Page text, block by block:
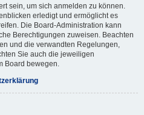
sein, um sich anmelden zu können.
erledigt und ermöglicht es
Die Board-Administration kann
Berechtigungen zuweisen. Beachten
und die verwandten Regelungen,
Sie auch die jeweiligen
Board bewegen.